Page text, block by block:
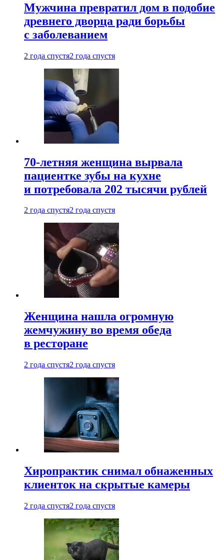
Мужчина превратил дом в подобие
древнего дворца ради борьбы
с заболеванием
2 года спустя2 года спустя
70-летняя женщина вырвала
пациентке зубы на кухне
и потребовала 202 тысячи рублей
2 года спустя2 года спустя
Женщина нашла огромную
жемчужину во время обеда
в ресторане
2 года спустя2 года спустя
Хиропрактик снимал обнаженных
клиенток на скрытые камеры
2 года спустя2 года спустя